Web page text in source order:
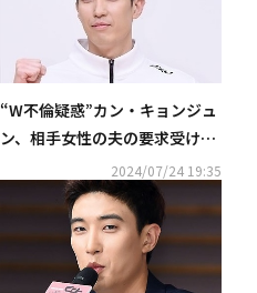
“W不倫疑惑”カン・キョンジュ
ン、相手女性の夫の要求受け入
れ訴訟が終結「私の不徳の致す
2024/07/24 19:35